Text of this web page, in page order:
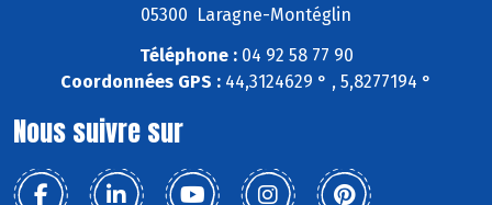
05300 Laragne-Montéglin
Téléphone :04 92 58 77 90
Coordonnées GPS : 44,3124629 ° , 5,8277194 °
Nous suivre sur